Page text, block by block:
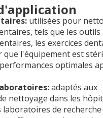
utilisées pour
tels que les outils
les exercices
que l'équipement est
optimales
adaptés aux
nettoyage dans les
laboratoires de